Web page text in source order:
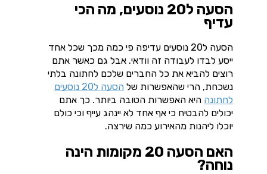
הסעה ל20 נוסעים, מה הכי
עדיף
הסעה ל20 נוסעים עדיפה פי כמה מכך שכל אחד
ייסע לבדו לעבודה זה וודאי. אבל גם כאשר אתם
רוצים להביא את כל החברים שלכם לחתונה בלתי
נשכחת, הרי שהאפשרות של
הסעה ל20 נוסעים
לחתונה היא האפשרות הטובה ביותר. כך אתם
יכולים להבטיח כי אף אחד לא יינהג עייף וכי כולם
יוכלו ליהנות מהאירוע כמה שירצה.
האם הסעה 20 מקומות הינה
נוחה?